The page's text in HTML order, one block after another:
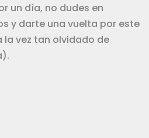
un día, no dudes en
y darte una vuelta por este
la vez tan olvidado de